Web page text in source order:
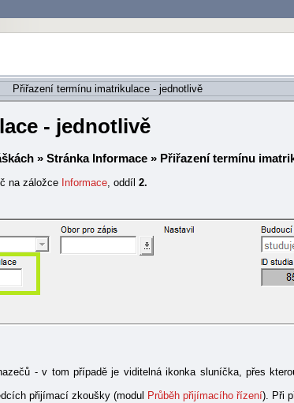
- jednotlivě
» Stránka Informace » Přiřazení termínu
na záložce Informace, oddíl 2.
- v tom případě je viditelná ikonka sluníčka, přes
přijímací zkoušky (modul Průběh přijímacího řízení). Při